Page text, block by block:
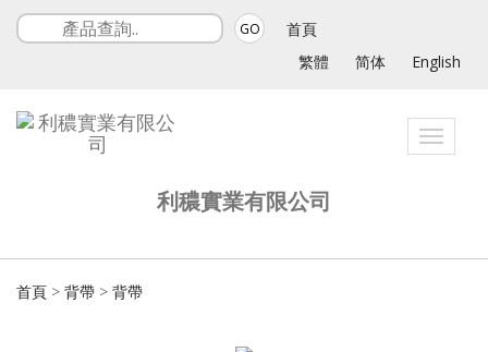
GO
首頁
繁體
简体 English
Toggle
利穠實業有限公司
首頁 > 背帶 > 背帶